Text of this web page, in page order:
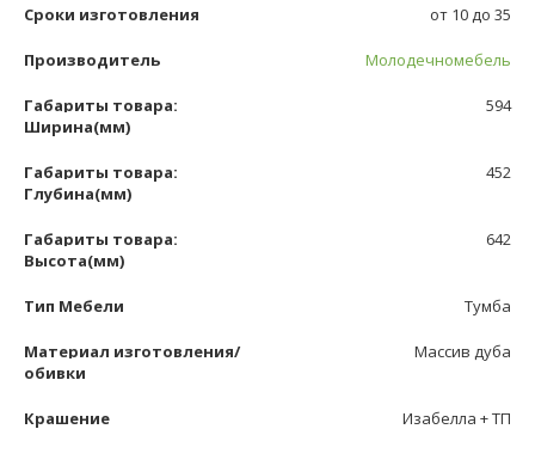
Сроки изготовления от 10 до 35
Производитель Молодечномебель
Габариты товара:
Ширина(мм)
594
Габариты товара:
Глубина(мм)
452
Габариты товара:
Высота(мм)
642
Тип Мебели Тумба
Материал изготовления/
обивки
Массив дуба
Крашение Изабелла + ТП